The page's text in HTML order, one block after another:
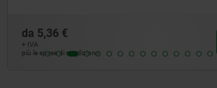
da 5,36 €
+ IVA
più le spese di spedizione